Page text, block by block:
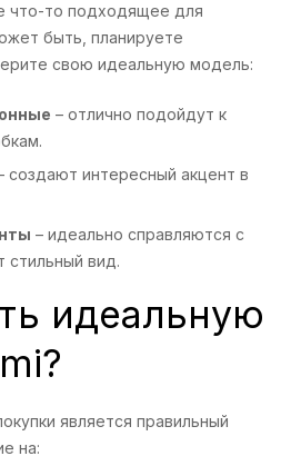
что-то подходящее для
быть, планируете
свою идеальную модель:
– отлично подойдут к
создают интересный акцент в
– идеально справляются с
стильный вид.
идеальную
является правильный
на: